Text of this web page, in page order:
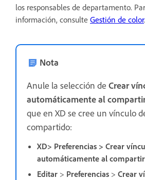
los responsables de departamento.
información, consulte Gestión de color.
Nota
Anule la selección de Crear
automáticamente al
que en XD se cree un vínculo
compartido:
XD> Preferencias > Crear
automáticamente al compartir
Editar > Preferencias > Crear